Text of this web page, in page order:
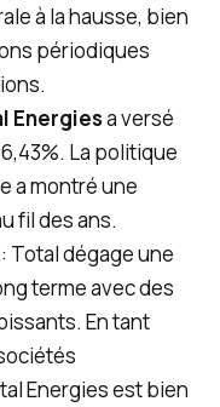
à la hausse, bien
périodiques
Energiesa versé
La politique
a montré une
fil des ans.
: Total dégage une
terme avec des
En tant
Energies est bien